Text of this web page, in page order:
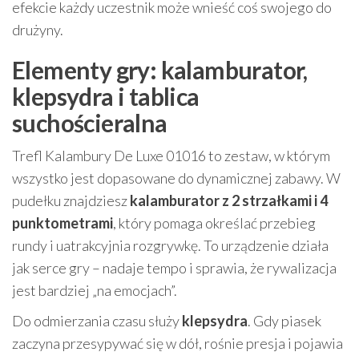
efekcie każdy uczestnik może wnieść coś swojego do
drużyny.
Elementy gry: kalamburator,
klepsydra i tablica
suchościeralna
Trefl Kalambury De Luxe 01016 to zestaw, w którym
wszystko jest dopasowane do dynamicznej zabawy. W
pudełku znajdzieszkalamburator z 2 strzałkami i 4
punktometrami, który pomaga określać przebieg
rundy i uatrakcyjnia rozgrywkę. To urządzenie działa
jak serce gry – nadaje tempo i sprawia, że rywalizacja
jest bardziej „na emocjach”.
Do odmierzania czasu służyklepsydra. Gdy piasek
zaczyna przesypywać się w dół, rośnie presja i pojawia